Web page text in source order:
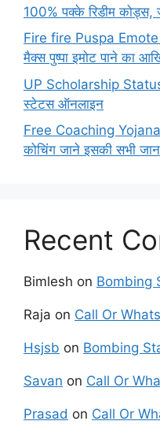
100% पक्के रिडीम कोड्स,
Fire fire Puspa Emote
मैक्स पुष्पा इमोट पाने का
UP Scholarship
स्टेटस ऑनलाइन
Free Coaching Yojana:
कोचिंग जाने इसकी सभी
Recent
Bimlesh on Bombing
Raja on Call Or
Hsjsb on Bombing
Savan on Call Or
Prasad on Call Or